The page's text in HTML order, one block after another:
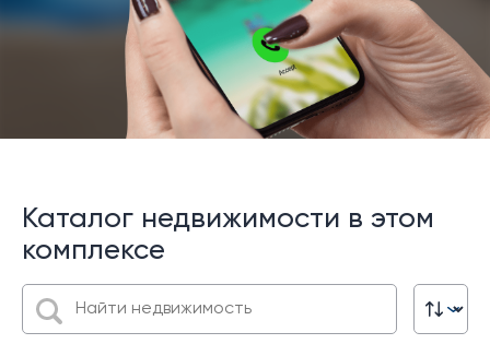
Каталог недвижимости в этом
комплексе